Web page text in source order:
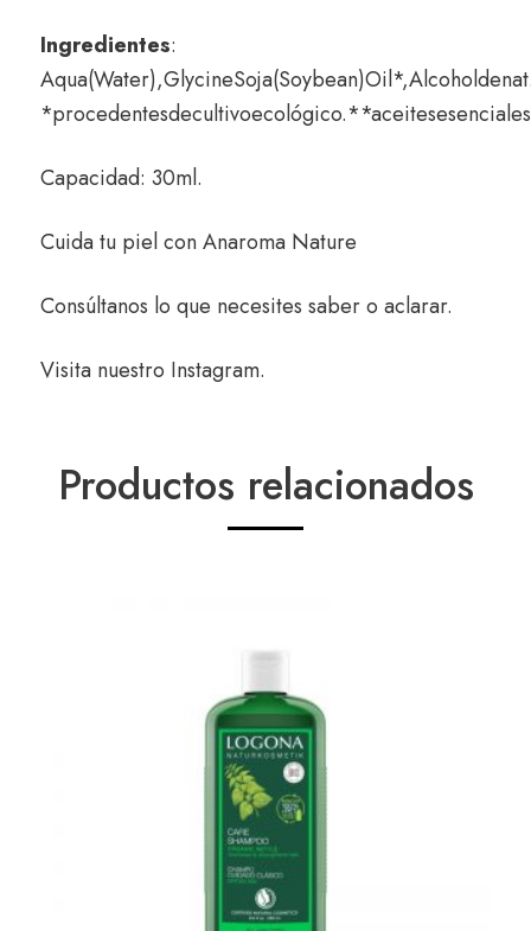
Ingredientes:
Capacidad: 30ml.
Cuida tu piel conAnaroma Nature
Consúltanos lo que necesites saber o aclarar.
Visita nuestro Instagram.
Productos relacionados